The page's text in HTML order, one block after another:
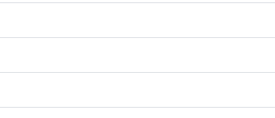
sein, so dass die Buchungsbestätigung nicht direkt im
senden Sie uns bitte eine Anfrage über das
optional und nicht verpflichtend.